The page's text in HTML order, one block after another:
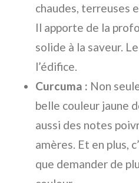
chaudes, terreuses
Il apporte de la
solide à la saveur.
l’édifice.
Curcuma : Non
belle couleur jaune
aussi des notes
amères. Et en plus,
que demander de